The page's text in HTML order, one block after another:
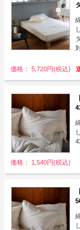
価格： 5,720円(税込)
価格： 1,540円(税込)